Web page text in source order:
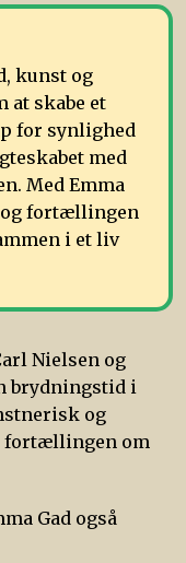
kunst og
at skabe et
for synlighed
med
Med Emma
og fortællingen
i et liv
Nielsen og
brydningstid i
og
fortællingen om
Gad også